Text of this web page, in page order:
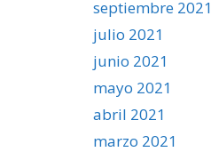
septiembre 2021
julio 2021
junio 2021
mayo 2021
abril 2021
marzo 2021